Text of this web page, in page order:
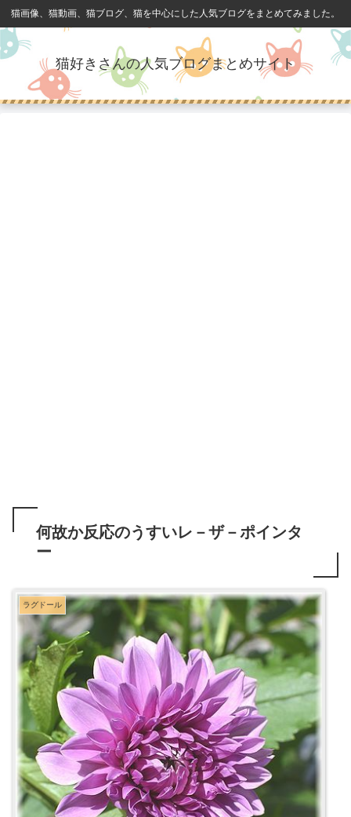
猫画像、猫動画、猫ブログ、猫を中心にした人気ブログをまとめてみました。
猫好きさんの人気ブログまとめサイト
何故か反応のうすいレ－ザ－ポインタ
ー
ラグドール